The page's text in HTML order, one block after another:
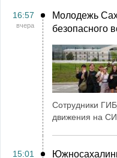
16:57
вчера
Молодежь
безопасного
Сотрудники
движения на
15:01